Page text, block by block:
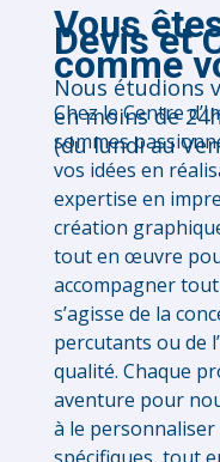
Devis et
Nous étudions
en moins de
(du lundi au
Vous
comme
Chez le Centre
sommes
vos idées en
expertise en
création
tout en œuvre
accompagner
s’agisse de la
percutants ou de
qualité. Chaque
aventure pour
à le